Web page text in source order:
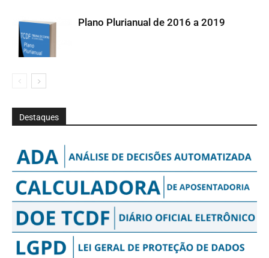
Plano Plurianual de 2016 a 2019
Destaques